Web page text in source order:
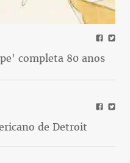
completa 80 anos
de Detroit